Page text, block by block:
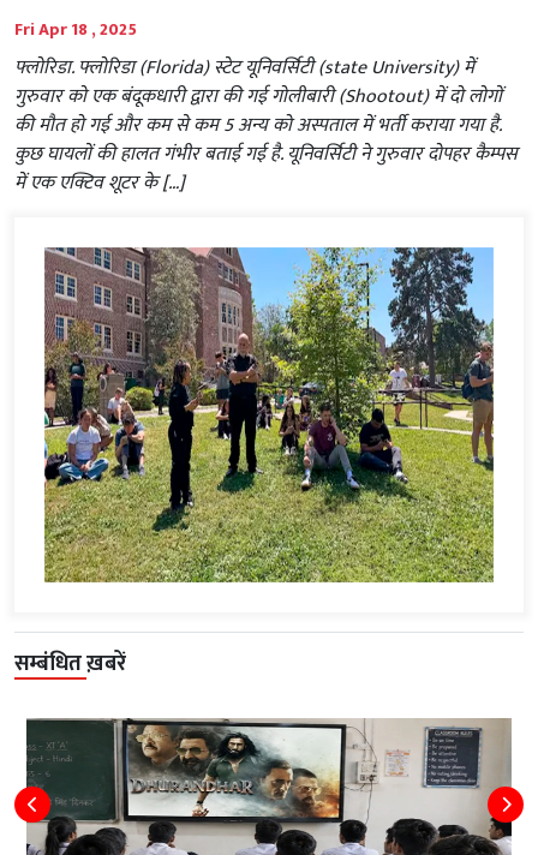
Fri Apr 18 , 2025
फ्लोरिडा. फ्लोरिडा (Florida) स्टेट यूनिवर्सिटी (state University) में
गुरुवार को एक बंदूकधारी द्वारा की गई गोलीबारी (Shootout) में दो लोगों
की मौत हो गई और कम से कम 5 अन्य को अस्पताल में भर्ती कराया गया है.
कुछ घायलों की हालत गंभीर बताई गई है. यूनिवर्सिटी ने गुरुवार दोपहर कैम्पस
में एक एक्टिव शूटर के […]
सम्बंधित ख़बरें